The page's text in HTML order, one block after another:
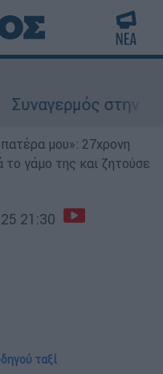
στην
μου»: 27χρονη
γάμο της και ζητούσε
21:30
ταξί